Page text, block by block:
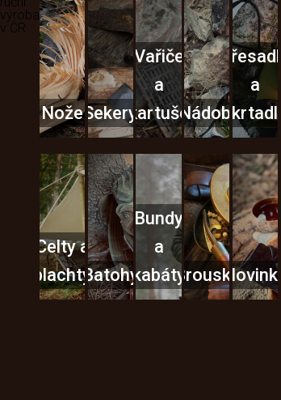
výroba
v ČR
NožeSekery
Vařiče
a
kartušeNádobí
Křesadla
a
škrtadla
Celty a
plachtyBatohy
Bundy
a
kabátyBrouskyNovinky